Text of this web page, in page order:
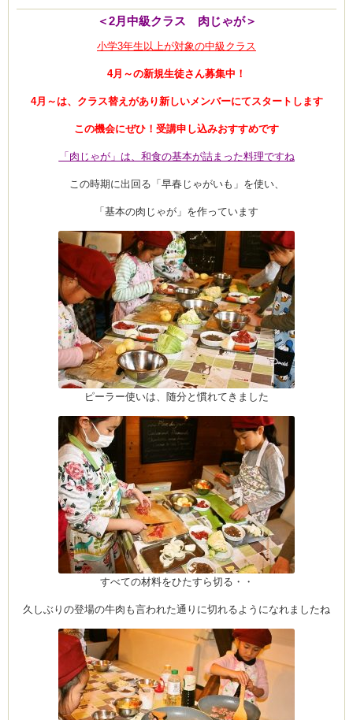
＜2月中級クラス 肉じゃが＞
小学3年生以上が対象の中級クラス
4月～の新規生徒さん募集中！
4月～は、クラス替えがあり新しいメンバーにてスタートします
この機会にぜひ！受講申し込みおすすめです
「肉じゃが」は、和食の基本が詰まった料理ですね
この時期に出回る「早春じゃがいも」を使い、
「基本の肉じゃが」を作っています
ピーラー使いは、随分と慣れてきました
すべての材料をひたすら切る・・
久しぶりの登場の牛肉も言われた通りに切れるようになれましたね